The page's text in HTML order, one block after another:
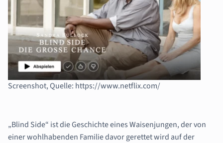
Screenshot, Quelle: https://www.netflix.com/
„Blind Side“ ist die Geschichte eines Waisenjungen, der von
einer wohlhabenden Familie davor gerettet wird auf der